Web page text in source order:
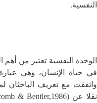
النفسية.
الوحدة النفسية تعتبر من أهم
في حياة الإنسان، وهي